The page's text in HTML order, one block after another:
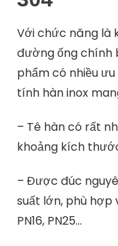
Với chức năng là
đường ống chính
phẩm có nhiều
tính hàn inox
– Tê hàn có rất
khoảng kích
– Được đúc
suất lớn, phù hợp
PN16, PN25…